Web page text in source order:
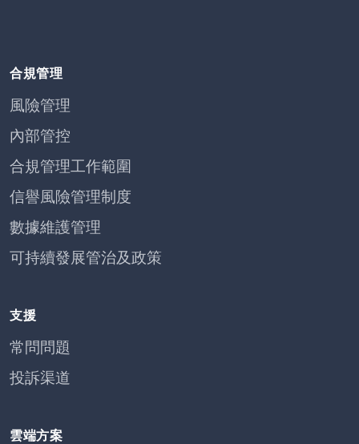
合規管理
風險管理
內部管控
合規管理工作範圍
信譽風險管理制度
數據維護管理
可持續發展管治及政策
支援
常問問題
投訴渠道
雲端方案